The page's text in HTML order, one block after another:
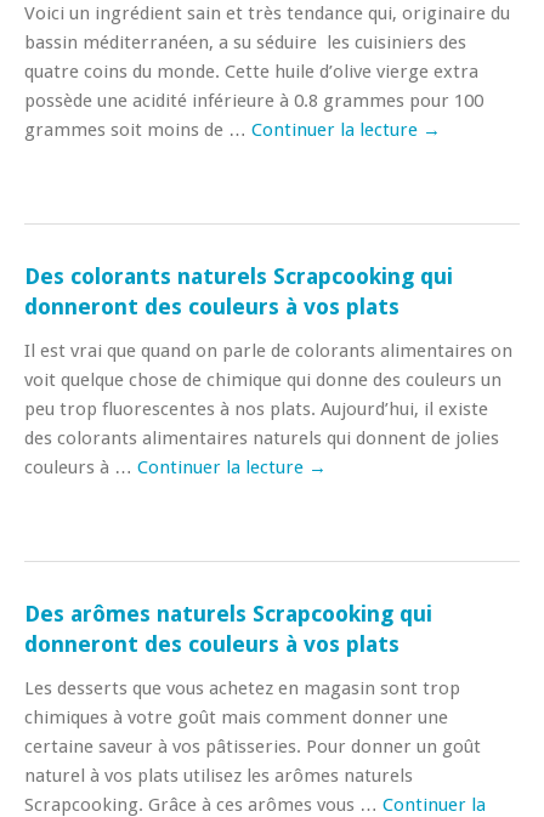
Voici un ingrédient sain et très tendance qui, originaire du
bassin méditerranéen, a su séduire les cuisiniers des
quatre coins du monde. Cette huile d’olive vierge extra
possède une acidité inférieure à 0.8 grammes pour 100
grammes soit moins de … Continuer la lecture →
Des colorants naturels Scrapcooking qui
donneront des couleurs à vos plats
Il est vrai que quand on parle de colorants alimentaires on
voit quelque chose de chimique qui donne des couleurs un
peu trop fluorescentes à nos plats. Aujourd’hui, il existe
des colorants alimentaires naturels qui donnent de jolies
couleurs à … Continuer la lecture →
Des arômes naturels Scrapcooking qui
donneront des couleurs à vos plats
Les desserts que vous achetez en magasin sont trop
chimiques à votre goût mais comment donner une
certaine saveur à vos pâtisseries. Pour donner un goût
naturel à vos plats utilisez les arômes naturels
Scrapcooking. Grâce à ces arômes vous … Continuer la